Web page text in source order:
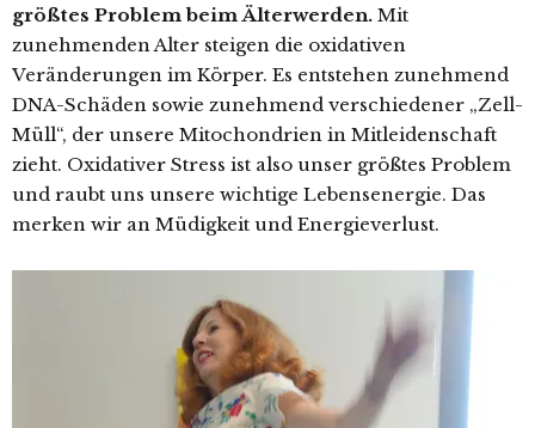
größtes Problem beim Älterwerden. Mit
zunehmenden Alter steigen die oxidativen
Veränderungen im Körper. Es entstehen zunehmend
DNA-Schäden sowie zunehmend verschiedener „Zell-
Müll“, der unsere Mitochondrien in Mitleidenschaft
zieht. Oxidativer Stress ist also unser größtes Problem
und raubt uns unsere wichtige Lebensenergie. Das
merken wir an Müdigkeit und Energieverlust.